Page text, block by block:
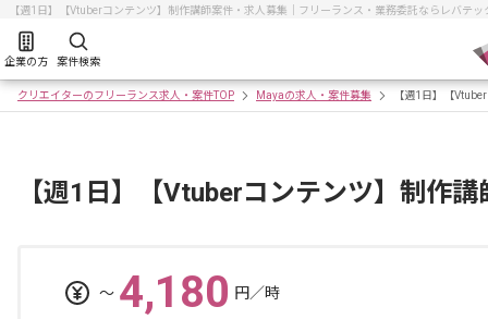
【週1日】【Vtuberコンテンツ】制作講師案件・求人募集｜フリーランス・業務委託ならレバテッ
企業の方 案件検索
クリエイターのフリーランス求人・案件TOP Mayaの求人・案件募集 【週1日】【
【週1日】【Vtuberコンテンツ】制作
〜 4,180 円／時